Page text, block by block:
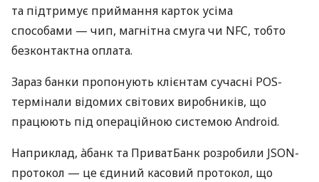
та підтримує приймання карток усіма
способами — чип, магнітна смуга чи NFC, тобто
безконтактна оплата.
Зараз банки пропонують клієнтам сучасні POS-
термінали відомих світових виробників, що
працюють під операційною системою Android.
Наприклад, àбанк та ПриватБанк розробили JSON-
протокол — це єдиний касовий протокол, що